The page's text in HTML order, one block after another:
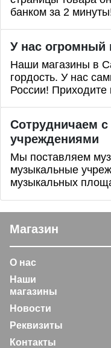
банком за 2
У нас огромный
Наши магазины в
гордость. У нас
России! Приходите
Сотрудничаем
учреждениями
Мы поставляем
музыкальные
музыкальных
Магазин
О нас
Наши
магазины
Новости
Реквизиты
Контакты